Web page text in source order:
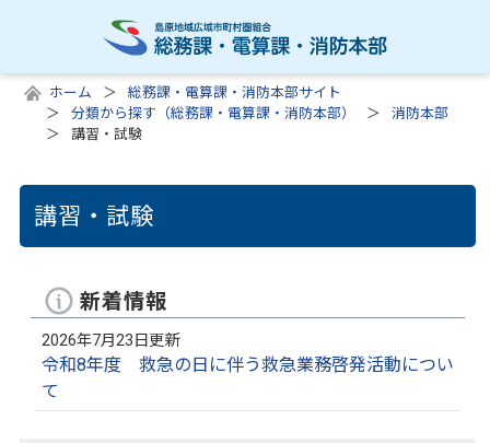
ホーム
総務課・電算課・消防本部サイト
分類から探す（総務課・電算課・消防本部）
消防本部
講習・試験
講習・試験
新着情報
2026年7月23日更新
令和8年度 救急の日に伴う救急業務啓発活動につい
て